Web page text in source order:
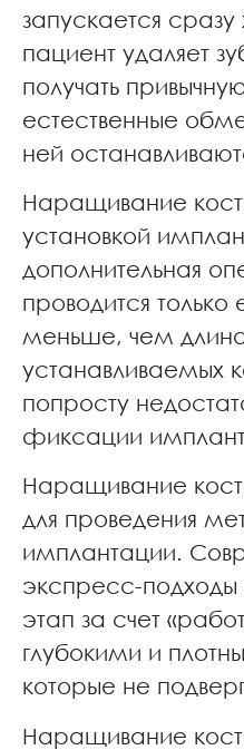
запускается сразу
пациент удаляет
получать
естественные
ней
Наращивание
установкой
дополнительная
проводится
меньше, чем
устанавливаемых
попросту
фиксации
Наращивание
для проведения
имплантации.
экспресс-подходы
этап за счет
глубокими и
которые не
Наращивание